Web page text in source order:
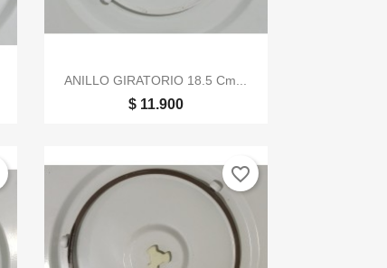
Vista rápida
ANILLO GIRATORIO 18.5 Cm...
$ 11.900
favorite_border